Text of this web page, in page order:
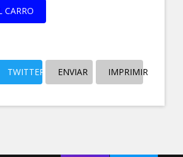
CARRO
TWITTER ENVIAR IMPRIMIR